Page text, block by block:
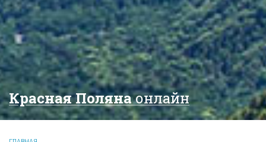
Красная Полянаонлайн